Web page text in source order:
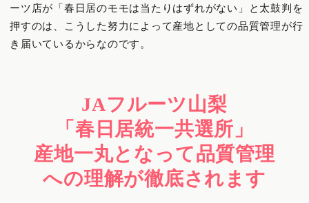
ーツ店が「春日居のモモは当たりはずれがない」と太鼓判を
押すのは、こうした努力によって産地としての品質管理が行
き届いているからなのです。
JAフルーツ山梨
「春日居統一共選所」
産地一丸となって品質管理
への理解が徹底されます